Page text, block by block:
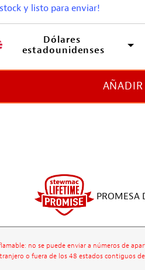
stock y listo para enviar!
Dólares
estadounidenses
PROMESA
no se puede enviar a números de
o fuera de los 48 estados contiguos de